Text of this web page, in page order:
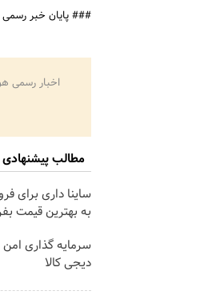
### پایان خبر رسمی
اخبار رسمی
مطالب پیشنهادی
ساینا داری برای
به بهترین قیمت
سرمایه گذاری امن
دیجی کالا